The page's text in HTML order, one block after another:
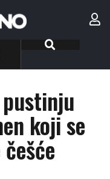
koji se